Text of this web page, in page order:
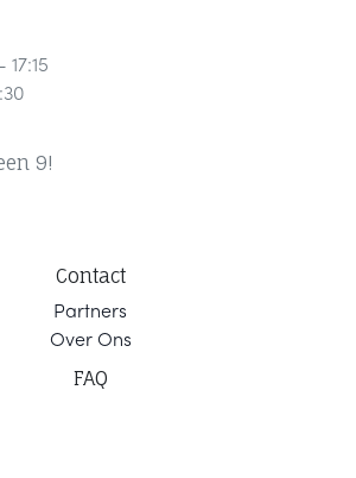
9!
Contact
Partners
Over Ons
FAQ